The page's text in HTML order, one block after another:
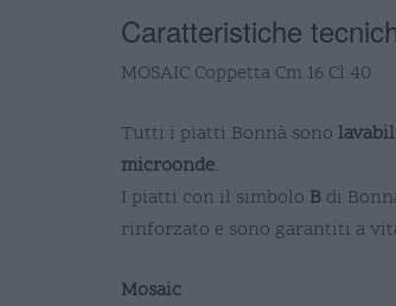
Caratteristiche
MOSAIC Coppetta Cm 16 Cl 40
Tutti i piatti Bonnà sono
microonde.
I piatti con il simbolo B di
rinforzato e sono garantiti a
Mosaic